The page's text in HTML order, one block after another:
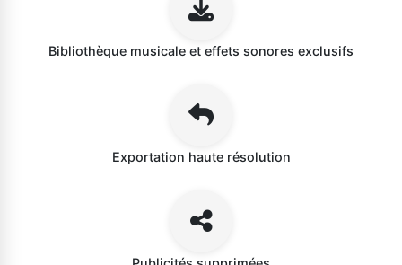
Bibliothèque musicale et effets sonores exclusifs
Exportation haute résolution